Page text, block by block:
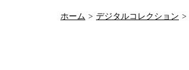
ホーム デジタルコレクション